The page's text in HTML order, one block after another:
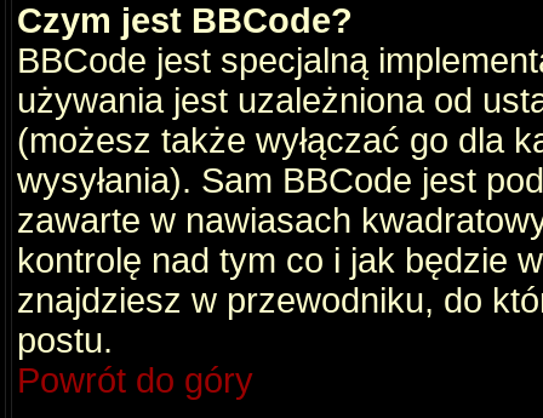
Czym jest BBCode?
BBCode jest specjalną
używania jest uzależniona od
(możesz także wyłączać go dla
wysyłania). Sam BBCode jest
zawarte w nawiasach
kontrolę nad tym co i jak będzie
znajdziesz w przewodniku, do
postu.
Powrót do góry